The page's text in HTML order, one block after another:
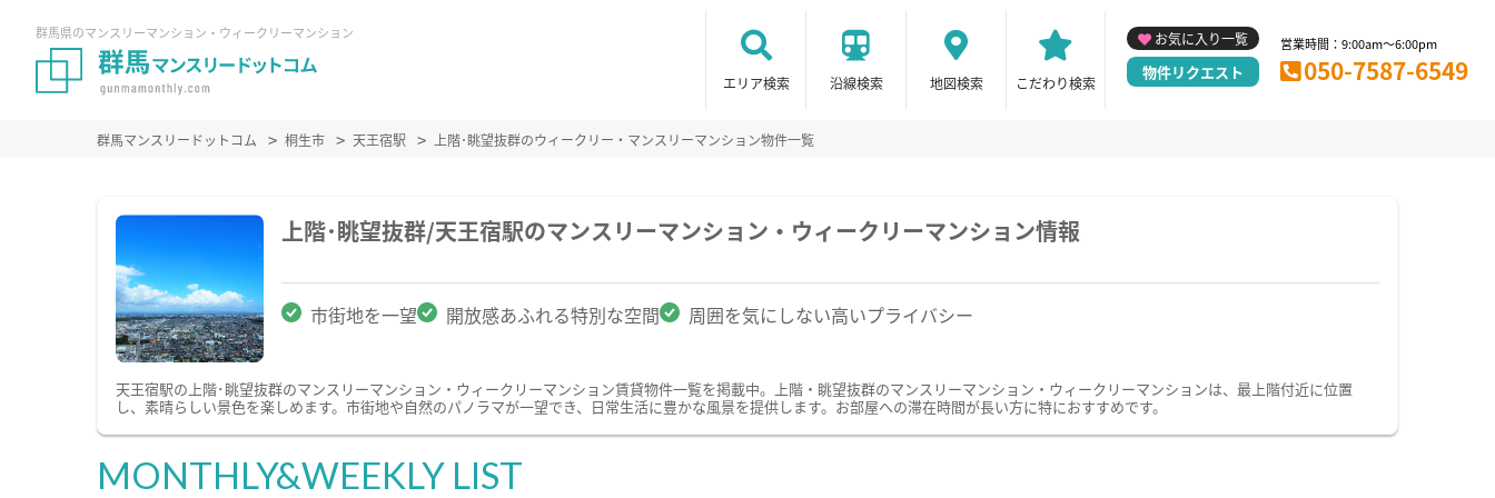
群馬県のマンスリーマンション・ウィークリーマンション
エリア検索 沿線検索 地図検索 こだわり検索
お気に入り一覧
物件リクエスト
営業時間：9:00am～6:00pm
050-7587-6549
群馬マンスリードットコム 桐生市 天王宿駅 上階･眺望抜群のウィークリー・マンスリーマンション物件一覧
上階･眺望抜群/天王宿駅のマンスリーマンション・ウィークリーマンション情報
市街地を一望 開放感あふれる特別な空間 周囲を気にしない高いプライバシー
天王宿駅の上階･眺望抜群のマンスリーマンション・ウィークリーマンション賃貸物件一覧を掲載中。上階・眺望抜群のマンスリーマンション・ウィークリーマンションは、最上階付近に位置
し、素晴らしい景色を楽しめます。市街地や自然のパノラマが一望でき、日常生活に豊かな風景を提供します。お部屋への滞在時間が長い方に特におすすめです。
MONTHLY&WEEKLY LIST